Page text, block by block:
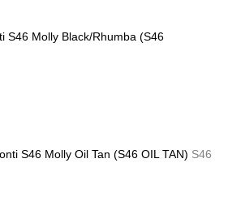
S46 Molly Black/Rhumba (S46